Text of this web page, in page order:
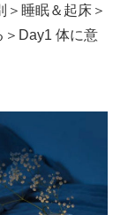
＞睡眠＆起床＞
＞Day1 体に意